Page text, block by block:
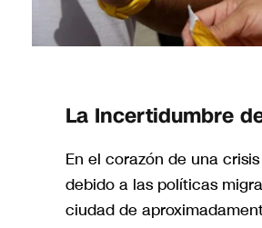
La Incertidumbre
En el corazón de una
debido a las políticas
ciudad de